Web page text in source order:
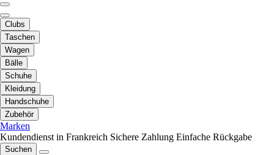
Clubs
Taschen
Wagen
Bälle
Schuhe
Kleidung
Handschuhe
Zubehör
Marken
Kundendienst in Frankreich Sichere Zahlung Einfache Rückgabe
Suchen